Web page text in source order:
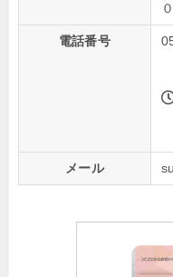
０
電話番号
メール